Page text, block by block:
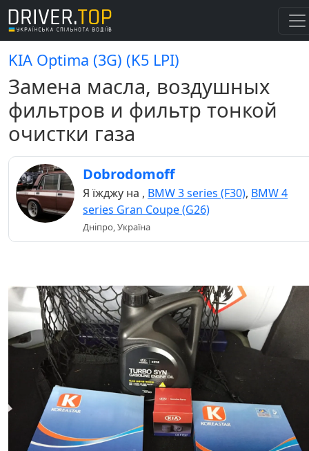
KIA Optima (3G) (K5 LPI)
Замена масла, воздушных
фильтров и фильтр тонкой
очистки газа
Dobrodomoff
Я їжджу на , BMW 3 series (F30), BMW 4
series Gran Coupe (G26)
Дніпро, Україна